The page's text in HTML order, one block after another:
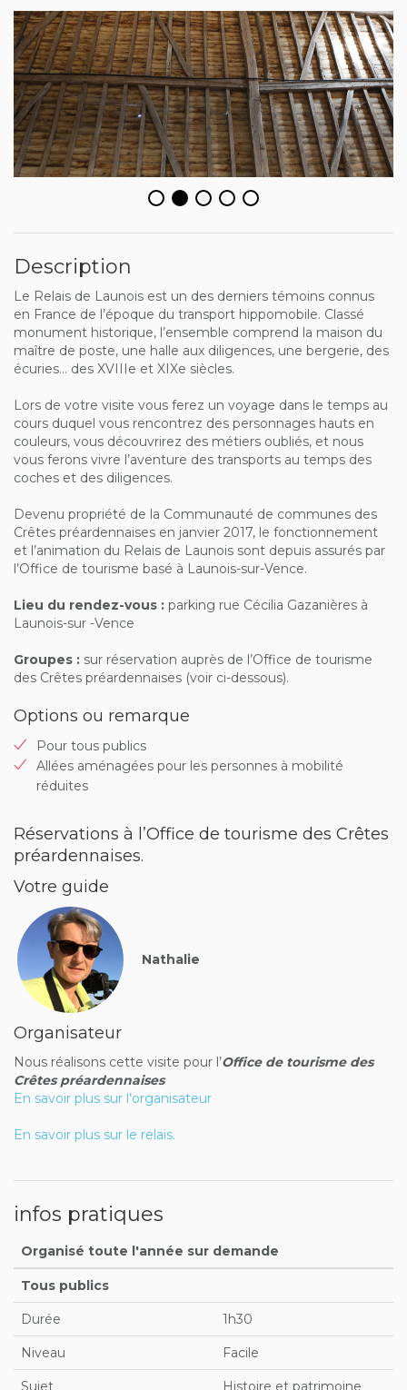
Description
Le Relais de Launois est un des derniers témoins connus
en France de l’époque du transport hippomobile. Classé
monument historique, l’ensemble comprend la maison du
maître de poste, une halle aux diligences, une bergerie, des
écuries… des XVIIIe et XIXe siècles.
Lors de votre visite vous ferez un voyage dans le temps au
cours duquel vous rencontrez des personnages hauts en
couleurs, vous découvrirez des métiers oubliés, et nous
vous ferons vivre l’aventure des transports au temps des
coches et des diligences.
Devenu propriété de la Communauté de communes des
Crêtes préardennaises en janvier 2017, le fonctionnement
et l’animation du Relais de Launois sont depuis assurés par
l’Office de tourisme basé à Launois-sur-Vence.
Lieu du rendez-vous : parking rue Cécilia Gazanières à
Launois-sur -Vence
Groupes : sur réservation auprès de l’Office de tourisme
des Crêtes préardennaises (voir ci-dessous).
Options ou remarque
Pour tous publics
Allées aménagées pour les personnes à mobilité
réduites
Réservations à l’Office de tourisme des Crêtes
préardennaises.
Votre guide
Nathalie
Organisateur
Nous réalisons cette visite pour l’Office de tourisme des
Crêtes préardennaises
En savoir plus sur l’organisateur
En savoir plus sur le relais.
infos pratiques
Organisé toute l'année sur demande
Tous publics
Durée 1h30
Niveau Facile
Sujet Histoire et patrimoine